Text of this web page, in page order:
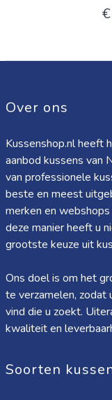
Over ons
Kussenshop.nl heeft
aanbod kussens van
van professionele
beste en meest
merken en
deze manier heeft u
grootste keuze uit
Ons doel is om het
te verzamelen, zodat
vind die u zoekt.
kwaliteit en
Soorten